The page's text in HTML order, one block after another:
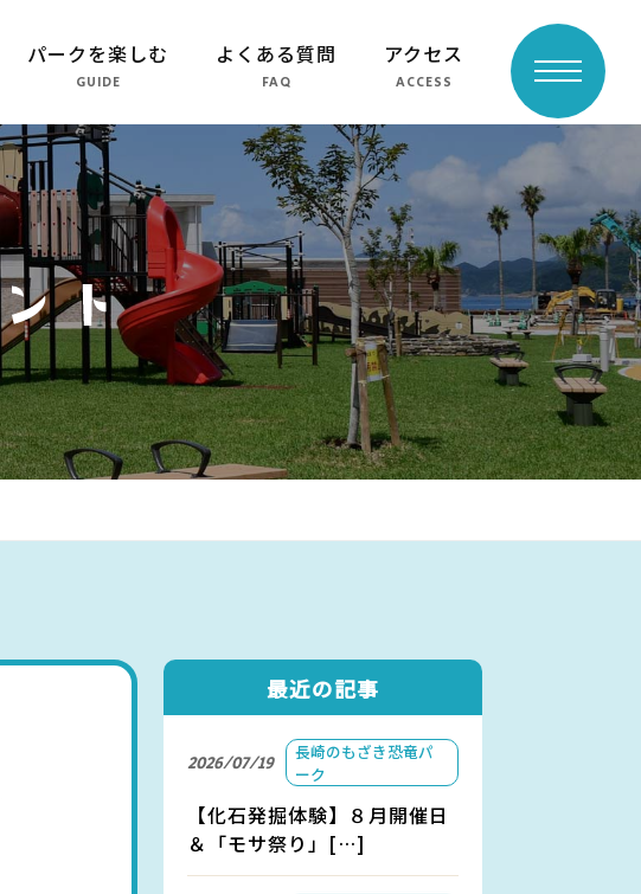
パークを楽しむ
GUIDE
よくある質問
FAQ
アクセス
ACCESS
toggle
navigation
よくある質問
周辺スポット
アクセス
最近の記事
2026/07/19
長崎のもざき恐竜パ
ーク
【化石発掘体験】８月開催日
＆「モサ祭り」[…]